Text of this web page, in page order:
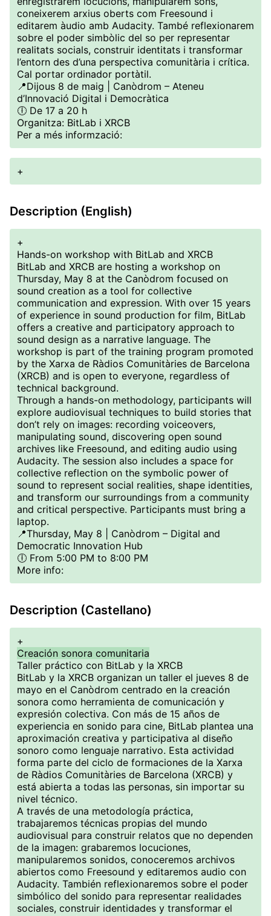
coneixerem arxius oberts com Freesound i
editarem àudio amb Audacity. També reflexionarem
sobre el poder simbòlic del so per representar
realitats socials, construir identitats i transformar
l’entorn des d’una perspectiva comunitària i crítica.
Cal portar ordinador portàtil.
📍Dijous 8 de maig | Canòdrom – Ateneu
d’Innovació Digital i Democràtica
🕕 De 17 a 20 h
Organitza: BitLab i XRCB
Per a més informzació:
+
Description (English)
+
Hands-on workshop with BitLab and XRCB
BitLab and XRCB are hosting a workshop on
Thursday, May 8 at the Canòdrom focused on
sound creation as a tool for collective
communication and expression. With over 15 years
of experience in sound production for film, BitLab
offers a creative and participatory approach to
sound design as a narrative language. The
workshop is part of the training program promoted
by the Xarxa de Ràdios Comunitàries de Barcelona
(XRCB) and is open to everyone, regardless of
technical background.
Through a hands-on methodology, participants will
explore audiovisual techniques to build stories that
don’t rely on images: recording voiceovers,
manipulating sound, discovering open sound
archives like Freesound, and editing audio using
Audacity. The session also includes a space for
collective reflection on the symbolic power of
sound to represent social realities, shape identities,
and transform our surroundings from a community
and critical perspective. Participants must bring a
laptop.
📍Thursday, May 8 | Canòdrom – Digital and
Democratic Innovation Hub
🕕 From 5:00 PM to 8:00 PM
More info:
Description (Castellano)
+
Creación sonora comunitaria
Taller práctico con BitLab y la XRCB
BitLab y la XRCB organizan un taller el jueves 8 de
mayo en el Canòdrom centrado en la creación
sonora como herramienta de comunicación y
expresión colectiva. Con más de 15 años de
experiencia en sonido para cine, BitLab plantea una
aproximación creativa y participativa al diseño
sonoro como lenguaje narrativo. Esta actividad
forma parte del ciclo de formaciones de la Xarxa
de Ràdios Comunitàries de Barcelona (XRCB) y
está abierta a todas las personas, sin importar su
nivel técnico.
A través de una metodología práctica,
trabajaremos técnicas propias del mundo
audiovisual para construir relatos que no dependen
de la imagen: grabaremos locuciones,
manipularemos sonidos, conoceremos archivos
abiertos como Freesound y editaremos audio con
Audacity. También reflexionaremos sobre el poder
simbólico del sonido para representar realidades
sociales, construir identidades y transformar el